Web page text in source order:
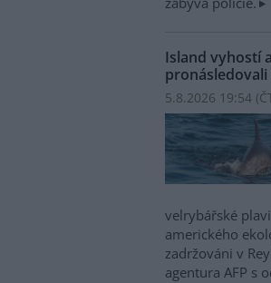
Island vyhostí
5.8.2026 19:54 (
velrybářské
amerického
zadržováni v
agentura AFP s